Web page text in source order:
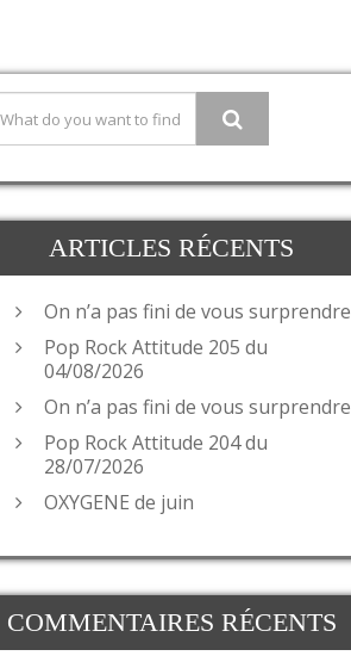
ARTICLES RÉCENTS
On n’a pas fini de vous surprendre
Pop Rock Attitude 205 du
04/08/2026
On n’a pas fini de vous surprendre
Pop Rock Attitude 204 du
28/07/2026
OXYGENE de juin
COMMENTAIRES RÉCENTS